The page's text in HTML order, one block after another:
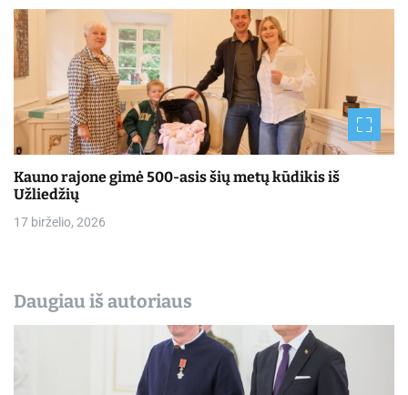
Kauno rajone gimė 500-asis šių metų kūdikis iš
Užliedžių
17 birželio, 2026
Daugiau iš autoriaus